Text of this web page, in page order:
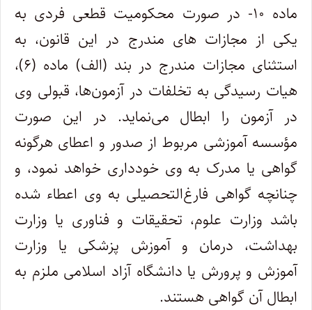
ماده ۱۰- در صورت محکومیت قطعی فردی به
یکی از مجازات های مندرج در این قانون، به
استثنای مجازات مندرج در بند (الف) ماده (۶)،
هیات رسیدگی به تخلفات در آزمون‌ها، قبولی وی
در آزمون را ابطال می‌نماید. در این صورت
مؤسسه آموزشی مربوط از صدور و اعطای هرگونه
گواهی یا مدرک به وی خودداری خواهد نمود، و
چنانچه گواهی فارغ‌التحصیلی به وی اعطاء شده
باشد وزارت علوم، تحقیقات و فناوری یا وزارت
بهداشت، درمان و آموزش پزشکی یا وزارت
آموزش و پرورش یا دانشگاه آزاد اسلامی ملزم به
ابطال آن گواهی هستند.